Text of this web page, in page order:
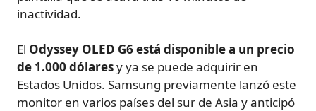
inactividad.
El Odyssey OLED G6 está disponible a un precio
de 1.000 dólaresy ya se puede adquirir en
Estados Unidos. Samsung previamente lanzó este
monitor en varios países del sur de Asia y anticipó